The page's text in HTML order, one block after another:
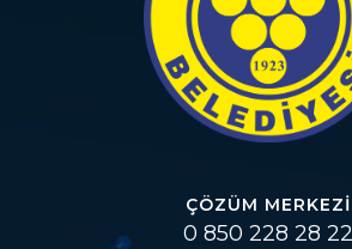
ÇÖZÜM MERKEZI
0 850 228 28 22